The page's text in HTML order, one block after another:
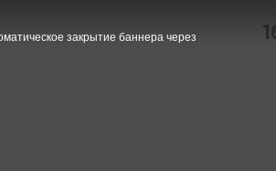
закрытие баннера через